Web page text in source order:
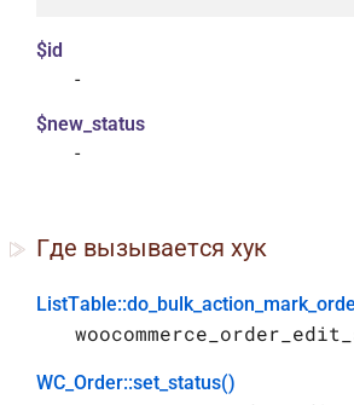
$id
-
$new_status
-
Где вызывается хук
WC_Order::set_status()